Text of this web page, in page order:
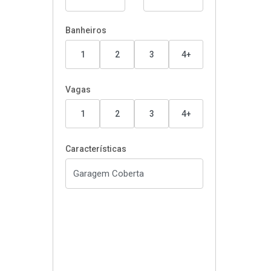
Banheiros
1 2 3 4+
Vagas
1 2 3 4+
Características